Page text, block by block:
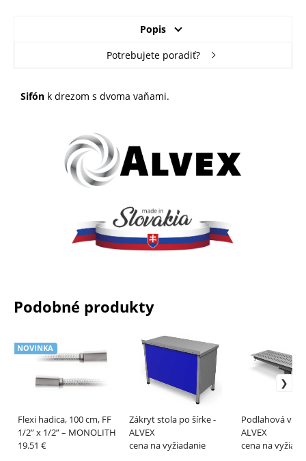
Popis
Potrebujete poradiť?
Sifón k drezom s dvoma vaňami.
Podobné produkty
Flexi hadica, 100 cm, FF
1/2” x 1/2” – MONOLITH
NOVINKA
19.51 €
Zákryt stola po šírke -
ALVEX
cena na vyžiadanie
Podlahová
ALVEX
cena na